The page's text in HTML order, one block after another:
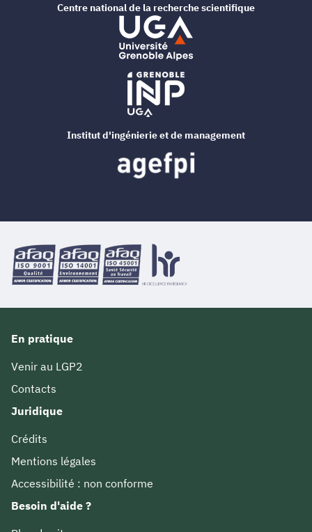
En pratique
Venir au LGP2
Contacts
Juridique
Crédits
Mentions légales
Accessibilité : non conforme
Besoin d'aide ?
Centre national de la recherche scientifique
Institut d'ingénierie et de management